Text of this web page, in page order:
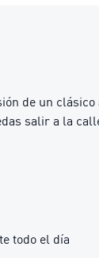
de un
salir a la
todo el día